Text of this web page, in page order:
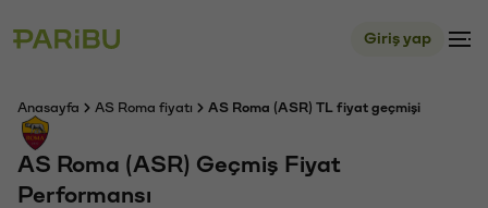
Giriş yap
Anasayfa AS Roma fiyatı AS Roma (ASR) TL fiyat geçmişi
AS Roma (ASR) Geçmiş Fiyat
Performansı